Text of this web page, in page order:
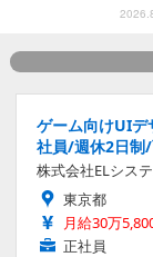
ゲーム向けUIデ
社員/週休2日制
株式会社ELシス
東京都
月給30万
正社員